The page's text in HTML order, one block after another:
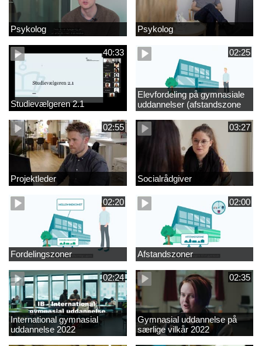
Psykolog Psykolog
40:33
Studievælgeren 2.1
02:25
Elevfordeling på gymnasiale
uddannelser (afstandszone
redigeret)
02:55
Projektleder
03:27
Socialrådgiver
02:20
Fordelingszoner
02:00
Afstandszoner
02:24
International gymnasial
uddannelse 2022
02:35
Gymnasial uddannelse på
særlige vilkår 2022